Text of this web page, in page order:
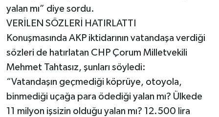
yalan mı” diye sordu.
VERİLEN SÖZLERİ HATIRLATTI
Konuşmasında AKP iktidarının vatandaşa verdiği
sözleri de hatırlatan CHP Çorum Milletvekili
Mehmet Tahtasız, şunları söyledi:
“Vatandaşın geçmediği köprüye, otoyola,
binmediği uçağa para ödediği yalan mı? Ülkede
11 milyon işsizin olduğu yalan mı? 12.500 lira